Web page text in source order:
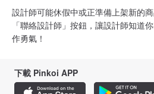
設計師可能休假中或正準備上架新的
「聯絡設計師」按鈕，讓設計師知道
作勇氣！
下載 Pinkoi APP